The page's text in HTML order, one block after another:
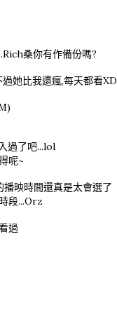
桑你有作備份嗎?
她比我還瘋,每天都看XD
過了吧...lol
呢~
映時間還真是太會選了
段...Orz
過